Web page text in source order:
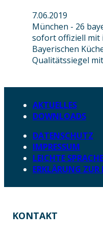
7.06.2019
München - 26
sofort offiziell mit
Bayerischen
Qualitätssiegel
AKTUELLES
DOWNLOADS
DATENSCHUTZ
IMPRESSUM
LEICHTE SPRACHE
ERKLÄRUNG ZUR
KONTAKT